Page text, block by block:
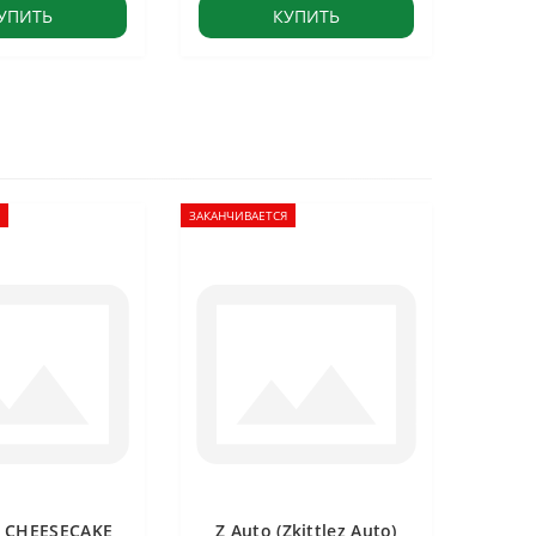
КУПИТЬ
ЗАКАНЧИВАЕТСЯ
Z Auto (Zkittlez Auto)